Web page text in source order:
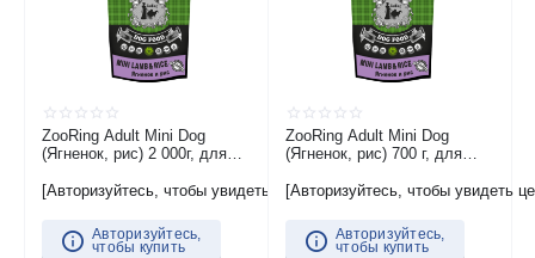
ZooRing Adult Mini Dog
(Ягненок, рис) 2 000г, для
средних пород
[Авторизуйтесь, чтобы увидеть цену]
Авторизуйтесь,
чтобы купить
ZooRing Adult Mini Dog
(Ягненок, рис) 700 г, для
средних пород
[Авторизуйтесь, чтобы увидеть
Авторизуйтесь,
чтобы купить